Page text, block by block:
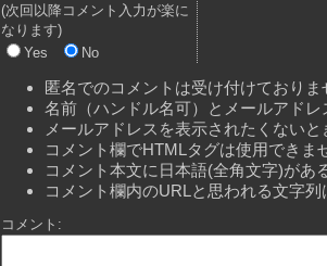
(次回以降コメント入力が楽に
なります)
Yes
No
匿名でのコメントは受け付けておりま
名前（ハンドル名可）とメールアド
メールアドレスを表示されたくない
コメント欄でHTMLタグは使用できま
コメント本文に日本語(全角文字)があ
コメント欄内のURLと思われる文字
コメント: